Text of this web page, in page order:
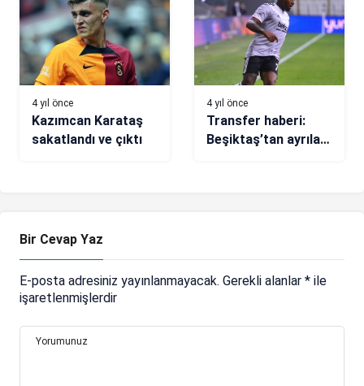
4 yıl önce
Kazımcan Karataş
sakatlandı ve çıktı
4 yıl önce
Transfer haberi:
Beşiktaş’tan ayrılan
Bir Cevap Yaz
E-posta adresiniz yayınlanmayacak. Gerekli alanlar * ile
işaretlenmişlerdir
Yorumunuz